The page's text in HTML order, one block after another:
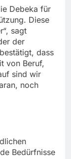
Debeka für
Diese
sagt
der
dass
von Beruf,
sind wir
noch
Bedürfnisse